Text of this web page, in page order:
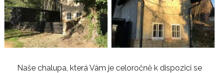
Naše chalupa, která Vám je celoročně k dispozici se